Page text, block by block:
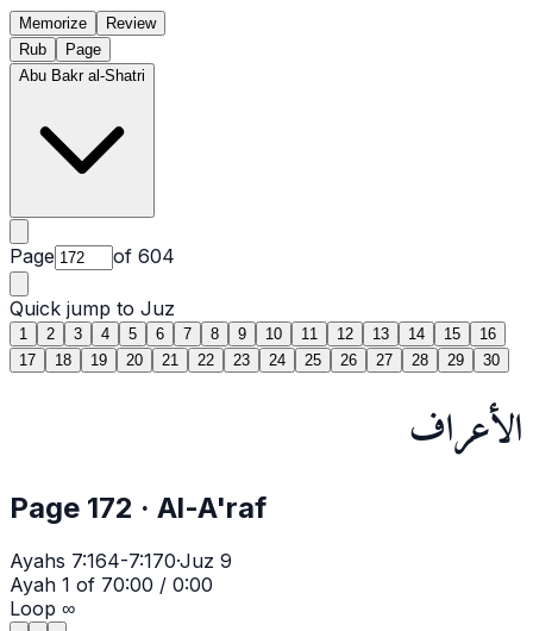
Memorize
Review
Rub
Page
Abu Bakr al-Shatri
Page of 604
Quick jump to Juz
1 2 3 4 5 6 7 8 9 10 11 12 13 14 15
16
17
18 19 20 21 22 23 24 25 26 27 28 29 30
الأعراف
Page 172 · Al-A'raf
Ayahs 7:164-7:170·Juz 9
Ayah 1 of 70:00 / 0:00
Loop ∞